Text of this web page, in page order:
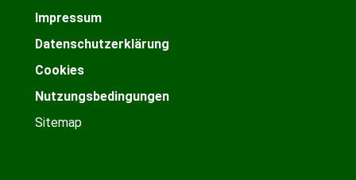
Impressum
Datenschutzerklärung
Cookies
Nutzungsbedingungen
Sitemap